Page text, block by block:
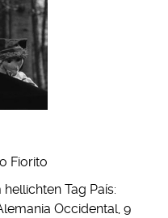
Fiorito
Tag País:
Occidental, 9